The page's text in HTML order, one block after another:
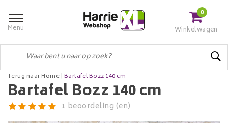
Menu
0
Winkelwagen
Terug naar Home | Bartafel Bozz 140 cm
Bartafel Bozz 140 cm
1 beoordeling (en)